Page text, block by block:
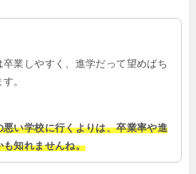
卒業しやすく、進学だって望めばち
。
悪い学校に行くよりは、卒業率や進
も知れませんね。